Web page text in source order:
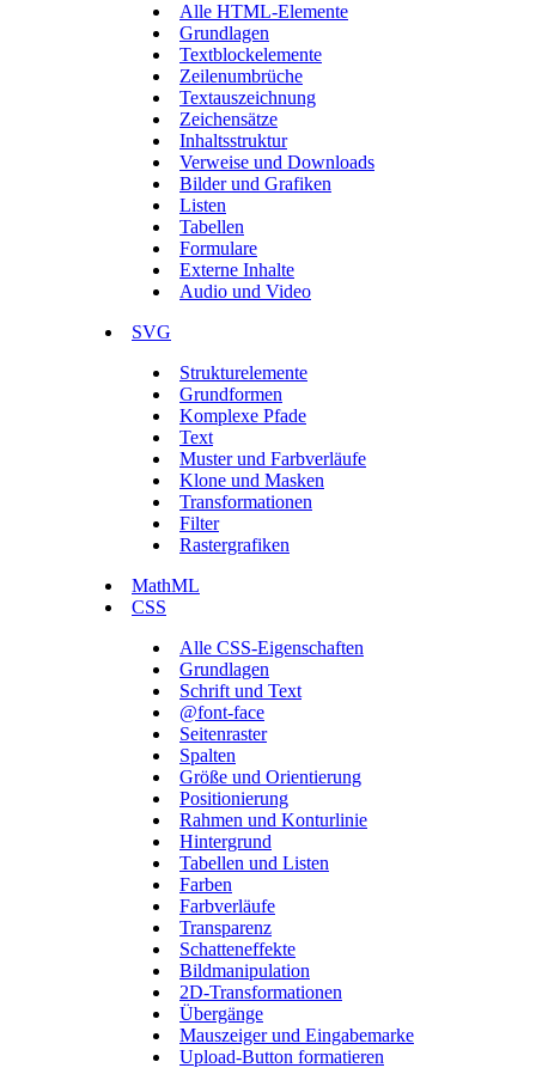
Alle HTML-Elemente
Grundlagen
Textblockelemente
Zeilenumbrüche
Textauszeichnung
Zeichensätze
Inhaltsstruktur
Verweise und Downloads
Bilder und Grafiken
Listen
Tabellen
Formulare
Externe Inhalte
Audio und Video
SVG
Strukturelemente
Grundformen
Komplexe Pfade
Text
Muster und Farbverläufe
Klone und Masken
Transformationen
Filter
Rastergrafiken
MathML
CSS
Alle CSS-Eigenschaften
Grundlagen
Schrift und Text
@font-face
Seitenraster
Spalten
Größe und Orientierung
Positionierung
Rahmen und Konturlinie
Hintergrund
Tabellen und Listen
Farben
Farbverläufe
Transparenz
Schatteneffekte
Bildmanipulation
2D-Transformationen
Übergänge
Mauszeiger und Eingabemarke
Upload-Button formatieren